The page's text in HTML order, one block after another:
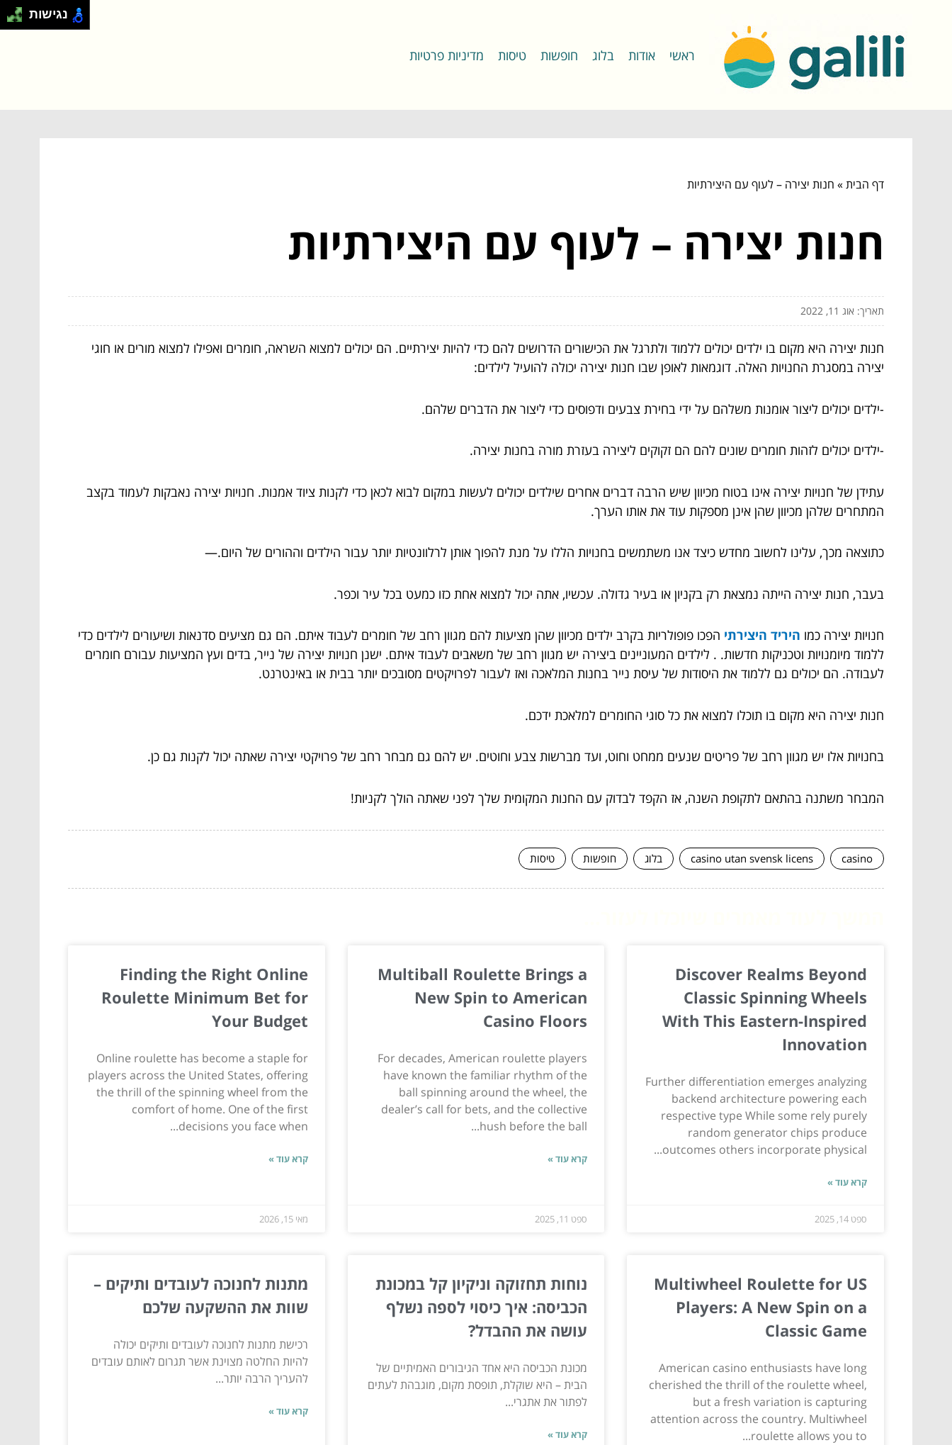
ראשי אודות בלוג חופשות טיסות מדיניות פרטיות
דף הבית» חנות יצירה – לעוף עם היצירתיות
חנות יצירה – לעוף עם היצירתיות
תאריך: אוג 11, 2022
חנות יצירה היא מקום בו ילדים יכולים ללמוד ולתרגל את הכישורים הדרושים להם כדי להיות יצירתיים. הם יכולים למצוא השראה, חומרים ואפילו למצוא מורים או חוגי
יצירה במסגרת החנויות האלה. דוגמאות לאופן שבו חנות יצירה יכולה להועיל לילדים:
-ילדים יכולים ליצור אומנות משלהם על ידי בחירת צבעים ודפוסים כדי ליצור את הדברים שלהם.
-ילדים יכולים לזהות חומרים שונים להם הם זקוקים ליצירה בעזרת מורה בחנות יצירה.
עתידן של חנויות יצירה אינו בטוח מכיוון שיש הרבה דברים אחרים שילדים יכולים לעשות במקום לבוא לכאן כדי לקנות ציוד אמנות. חנויות יצירה נאבקות לעמוד בקצב
המתחרים שלהן מכיוון שהן אינן מספקות עוד את אותו הערך.
כתוצאה מכך, עלינו לחשוב מחדש כיצד אנו משתמשים בחנויות הללו על מנת להפוך אותן לרלוונטיות יותר עבור הילדים וההורים של היום.—
בעבר, חנות יצירה הייתה נמצאת רק בקניון או בעיר גדולה. עכשיו, אתה יכול למצוא אחת כזו כמעט בכל עיר וכפר.
חנויות יצירה כמו היריד היצירתי הפכו פופולריות בקרב ילדים מכיוון שהן מציעות להם מגוון רחב של חומרים לעבוד איתם. הם גם מציעים סדנאות ושיעורים לילדים כדי
ללמוד מיומנויות וטכניקות חדשות. . לילדים המעוניינים ביצירה יש מגוון רחב של משאבים לעבוד איתם. ישנן חנויות יצירה של נייר, בדים ועץ המציעות עבורם חומרים
לעבודה. הם יכולים גם ללמוד את היסודות של עיסת נייר בחנות המלאכה ואז לעבור לפרויקטים מסובכים יותר בבית או באינטרנט.
חנות יצירה היא מקום בו תוכלו למצוא את כל סוגי החומרים למלאכת ידכם.
בחנויות אלו יש מגוון רחב של פריטים שנעים ממחט וחוט, ועד מברשות צבע וחוטים. יש להם גם מבחר רחב של פרויקטי יצירה שאתה יכול לקנות גם כן.
המבחר משתנה בהתאם לתקופת השנה, אז הקפד לבדוק עם החנות המקומית שלך לפני שאתה הולך לקניות!
casino
casino utan svensk licens בלוג חופשות טיסות
Discover Realms Beyond
Classic Spinning Wheels
With This Eastern-Inspired
Innovation
Further differentiation emerges analyzing
backend architecture powering each
respective type While some rely purely
random generator chips produce
outcomes others incorporate physical...
קרא עוד »
ספט 14, 2025
Multiball Roulette Brings a
New Spin to American
Casino Floors
For decades, American roulette players
have known the familiar rhythm of the
ball spinning around the wheel, the
dealer’s call for bets, and the collective
hush before the ball...
קרא עוד »
ספט 11, 2025
Finding the Right Online
Roulette Minimum Bet for
Your Budget
Online roulette has become a staple for
players across the United States, offering
the thrill of the spinning wheel from the
comfort of home. One of the first
decisions you face when...
קרא עוד »
מאי 15, 2026
Multiwheel Roulette for US
Players: A New Spin on a
Classic Game
American casino enthusiasts have long
cherished the thrill of the roulette wheel,
but a fresh variation is capturing
attention across the country. Multiwheel
roulette allows you to...
נוחות תחזוקה וניקיון קל במכונת
הכביסה: איך כיסוי לספה נשלף
עושה את ההבדל?
מכונת הכביסה היא אחד הגיבורים האמיתיים של
הבית – היא שוקלת, תופסת מקום, מוגבהת לעתים
לפתור את אתגרי...
קרא עוד »
מתנות לחנוכה לעובדים ותיקים –
שוות את ההשקעה שלכם
רכישת מתנות לחנוכה לעובדים ותיקים יכולה
להיות החלטה מצוינת אשר תגרום לאותם עובדים
להעריך הרבה יותר...
קרא עוד »
נגישות